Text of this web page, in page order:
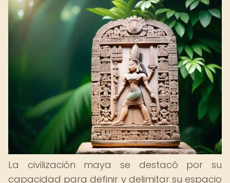
La civilización maya se destacó por su
capacidad para definir y delimitar su espacio